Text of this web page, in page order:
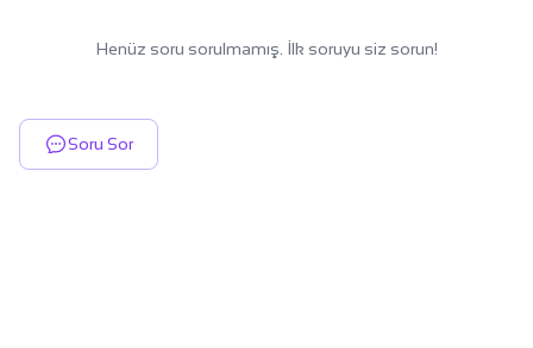
Henüz soru sorulmamış. İlk soruyu siz sorun!
Soru Sor